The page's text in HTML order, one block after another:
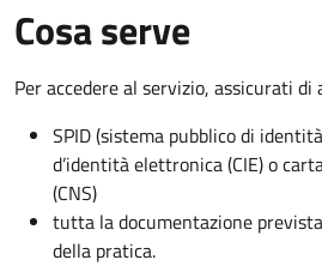
Cosa serve
Per accedere al servizio, assicurati di
SPID (sistema pubblico di
d’identità elettronica (CIE) o
(CNS)
tutta la documentazione
della pratica.